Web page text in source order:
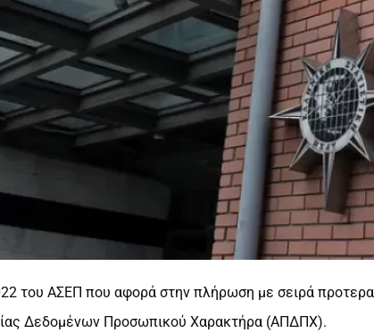
του ΑΣΕΠ που αφορά στην πλήρωση με σειρά
Δεδομένων Προσωπικού Χαρακτήρα (ΑΠΔΠΧ).